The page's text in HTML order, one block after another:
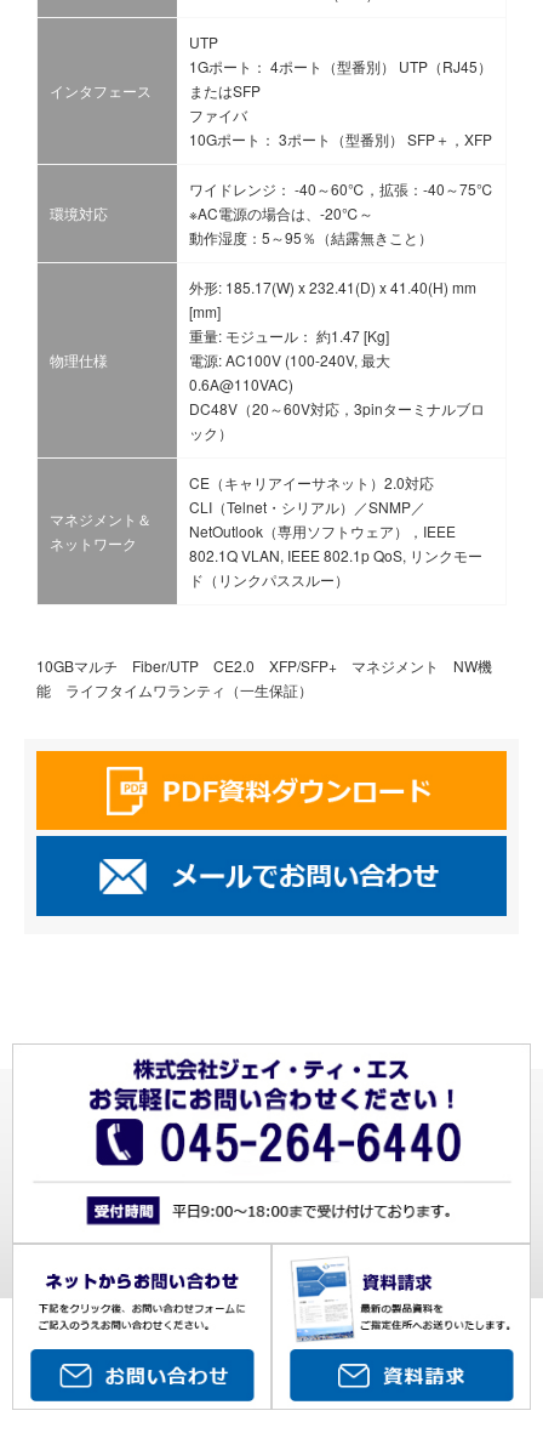
インタフェース
UTP
1Gポート： 4ポート（型番別） UTP（RJ45）
またはSFP
ファイバ
10Gポート： 3ポート（型番別） SFP＋，XFP
環境対応
ワイドレンジ： -40～60℃，拡張：-40～75℃
※AC電源の場合は、-20℃～
動作湿度：5～95％（結露無きこと）
物理仕様
外形: 185.17(W) x 232.41(D) x 41.40(H) mm
[mm]
重量: モジュール： 約1.47 [Kg]
電源: AC100V (100-240V, 最大
0.6A@110VAC)
DC48V（20～60V対応，3pinターミナルブロ
ック）
マネジメント＆
ネットワーク
CE（キャリアイーサネット）2.0対応
CLI（Telnet・シリアル）／SNMP／
NetOutlook（専用ソフトウェア），IEEE
802.1Q VLAN, IEEE 802.1p QoS, リンクモー
ド（リンクパススルー）
10GBマルチ Fiber/UTP CE2.0 XFP/SFP+ マネジメント NW機
能 ライフタイムワランティ（一生保証）